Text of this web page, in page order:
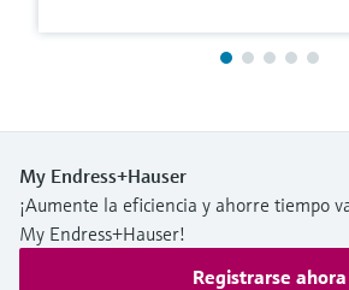
My Endress+Hauser
¡Aumente la eficiencia y ahorre tiempo
My Endress+Hauser!
Registrarse ahora